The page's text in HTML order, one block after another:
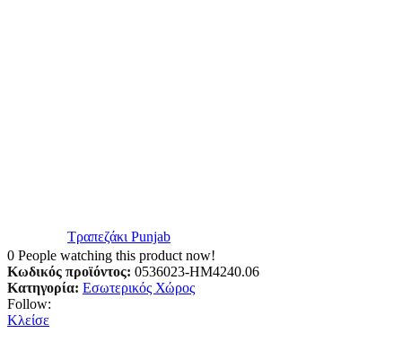
Τραπεζάκι Punjab
0 People watching this product now!
Κωδικός προϊόντος: 0536023-HM4240.06
Κατηγορία: Εσωτερικός Χώρος
Follow:
Κλείσε